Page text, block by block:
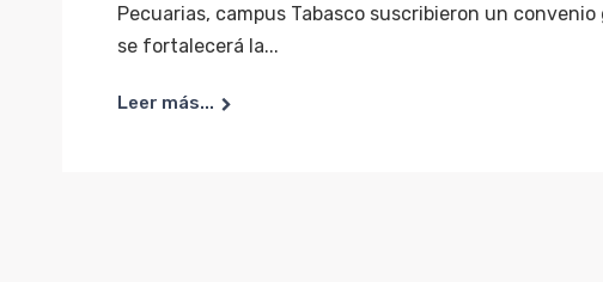
Pecuarias, campus Tabasco suscribieron un
se fortalecerá la...
Leer más...